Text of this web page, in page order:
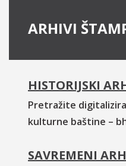
ARHIVI
HISTORIJSKI
Pretražite
kulturne baštine –
SAVREMENI